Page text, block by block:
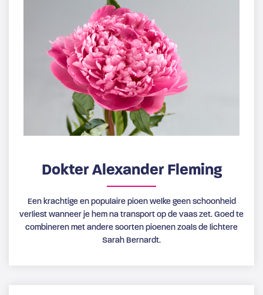
Dokter Alexander Fleming
Een krachtige en populaire pioen welke geen schoonheid
verliest wanneer je hem na transport op de vaas zet. Goed te
combineren met andere soorten pioenen zoals de lichtere
Sarah Bernardt.